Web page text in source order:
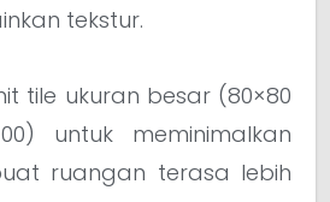
tekstur.
tile ukuran besar (80×80
untuk meminimalkan
ruangan terasa lebih